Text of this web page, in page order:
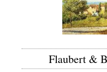
Flaubert &